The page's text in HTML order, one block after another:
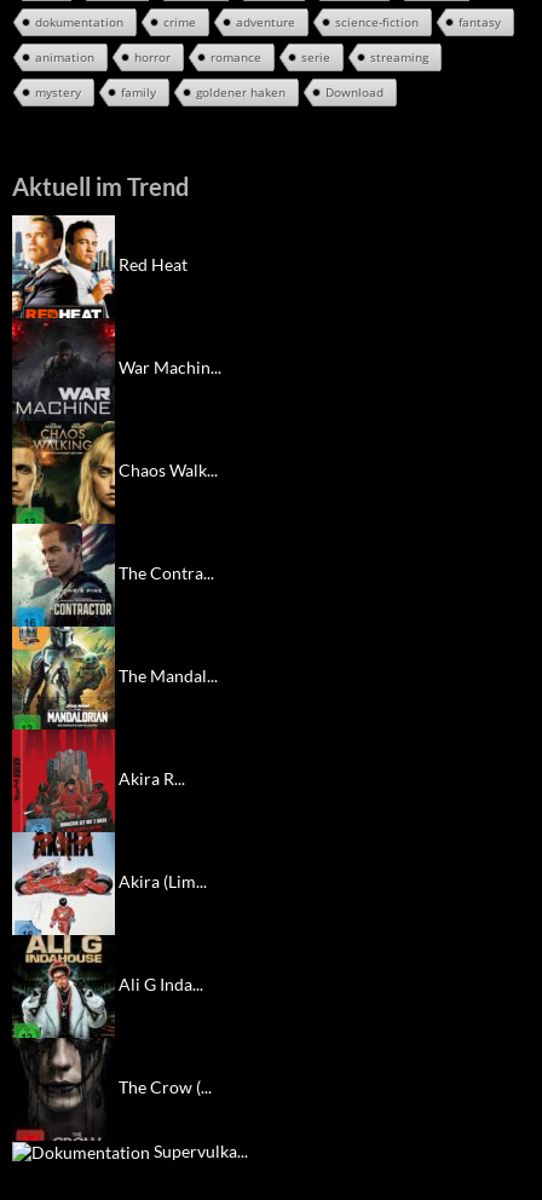
dokumentation crime adventure science-fiction fantasy
animation horror romance serie streaming
mystery family goldener haken Download
Aktuell im Trend
Red Heat
War Machin...
Chaos Walk...
The Contra...
The Mandal...
Akira R...
Akira (Lim...
Ali G Inda...
The Crow (...
Supervulka...